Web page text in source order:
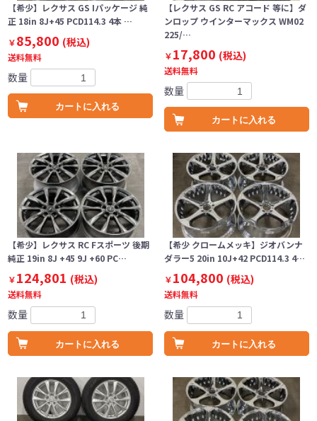
【希少】レクサス GS Iパッケージ 純
正 18in 8J+45 PCD114.3 4本 …
￥85,800 (税込)
送料無料
数量
カートに入れる
【レクサス GS RC アコード 等に】ダ
ンロップ ウインターマックス WM02
225/…
￥17,800 (税込)
送料無料
数量
カートに入れる
【希少】レクサス RC Fスポーツ 後期
純正 19in 8J +45 9J +60 PC…
￥124,801 (税込)
送料無料
数量
カートに入れる
【希少 クロームメッキ】ジオバンナ
ダラー5 20in 10J+42 PCD114.3 4…
￥104,800 (税込)
送料無料
数量
カートに入れる